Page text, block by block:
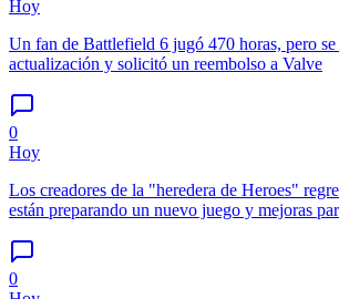
Hoy
Un fan de Battlefield 6 jugó 470 horas, pero
actualización y solicitó un reembolso a Valve
0
Hoy
Los creadores de la "heredera de Heroes"
están preparando un nuevo juego y mejoras
0